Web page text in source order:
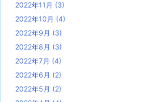
2022年11月 (3)
2022年10月 (4)
2022年9月 (3)
2022年8月 (3)
2022年7月 (4)
2022年6月 (2)
2022年5月 (2)